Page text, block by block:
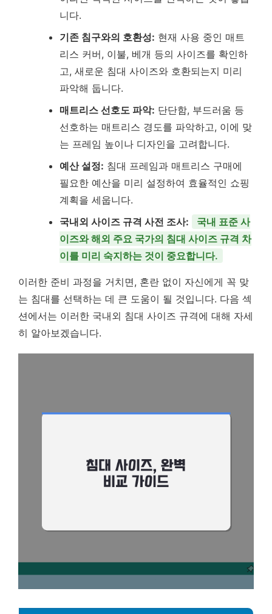
니다.
기존 침구와의 호환성: 현재 사용 중인 매트
리스 커버, 이불, 베개 등의 사이즈를 확인하
고, 새로운 침대 사이즈와 호환되는지 미리
파악해 둡니다.
매트리스 선호도 파악: 단단함, 부드러움 등
선호하는 매트리스 경도를 파악하고, 이에 맞
는 프레임 높이나 디자인을 고려합니다.
예산 설정: 침대 프레임과 매트리스 구매에
필요한 예산을 미리 설정하여 효율적인 쇼핑
계획을 세웁니다.
국내외 사이즈 규격 사전 조사:
국내 표준 사
이즈와 해외 주요 국가의 침대 사이즈 규격 차
이를 미리 숙지하는 것이 중요합니다.
이러한 준비 과정을 거치면, 혼란 없이 자신에게 꼭 맞
는 침대를 선택하는 데 큰 도움이 될 것입니다. 다음 섹
션에서는 이러한 국내외 침대 사이즈 규격에 대해 자세
히 알아보겠습니다.